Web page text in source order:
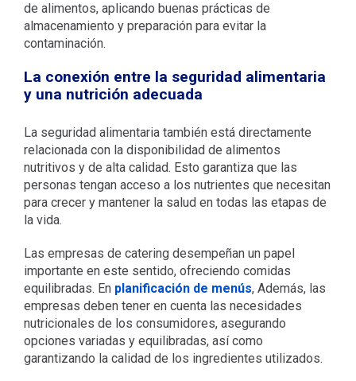
de alimentos, aplicando buenas prácticas de
almacenamiento y preparación para evitar la
contaminación.
La conexión entre la seguridad alimentaria
y una nutrición adecuada
La seguridad alimentaria también está directamente
relacionada con la disponibilidad de alimentos
nutritivos y de alta calidad. Esto garantiza que las
personas tengan acceso a los nutrientes que necesitan
para crecer y mantener la salud en todas las etapas de
la vida.
Las empresas de catering desempeñan un papel
importante en este sentido, ofreciendo comidas
equilibradas. En planificación de menús, Además, las
empresas deben tener en cuenta las necesidades
nutricionales de los consumidores, asegurando
opciones variadas y equilibradas, así como
garantizando la calidad de los ingredientes utilizados.